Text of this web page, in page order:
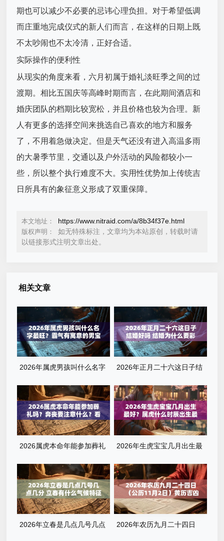
期也可以减少不必要的忌讳心理负担。对于希望低调
而庄重地完成仪式的新人们而言，在这样的日期上既
不太吵闹也不太冷清，正好合适。
实际操作的便利性
从现实的角度来看，六月初属于婚礼淡旺季之间的过
渡期。相比五国庆等高峰时期而言，在此期间酒店和
婚庆团队的档期比较宽松，并且价格也较为合理。新
人有更多的选择空间来挑选自己喜欢的地方和服务
了，不用着急做决定。但是天气还没有进入高温多雨
的大暑季节里，交通以及户外活动的风险都较小一
些，所以整个执行难度不大。实用性优势加上传统吉
日所具有的象征意义形成了双重保障。
本文地址： https://www.nitraid.com/a/8b34f37e.html
版权声明：
如无特殊标注，文章均为本站原创，转载时请
以链接形式注明文章出处。
相关文章
2026年属虎男孩叫什么名字
字清单
2026年正月二十六这日子结
2026属虎本命年能参加葬礼
篇就懂了
2026年生虎宝宝几月出生最
运？全解析来了
2026年立春是几点几号几点
2026年农历九月二十四日